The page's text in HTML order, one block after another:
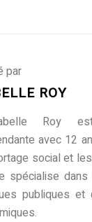
par
ROY
Roy
avec 12
social et
spécialise dans
publiques et